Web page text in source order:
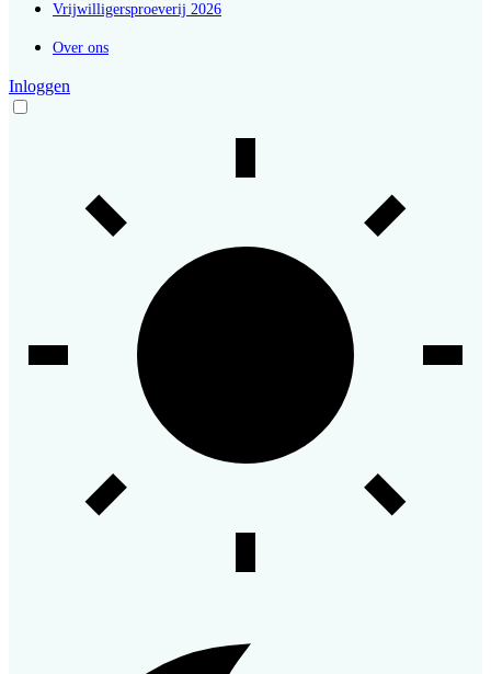
Vrijwilligersproeverij 2026
Over ons
Inloggen